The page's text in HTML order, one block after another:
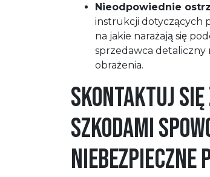
Nieodpowiednie
instrukcji dotyczących
na jakie narażają się
sprzedawca detaliczny
obrażenia.
Skontaktuj się
Szkodami